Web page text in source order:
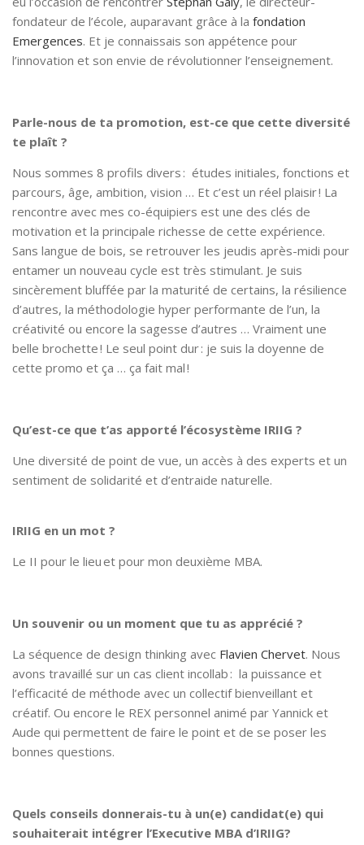
fondateur de l’école, auparavant grâce à la fondation
Emergences. Et je connaissais son appétence pour
l’innovation et son envie de révolutionner l’enseignement.
Parle-nous de ta promotion, est-ce que cette diversité
te plaît ?
Nous sommes 8 profils divers : études initiales, fonctions et
parcours, âge, ambition, vision … Et c’est un réel plaisir ! La
rencontre avec mes co-équipiers est une des clés de
motivation et la principale richesse de cette expérience.
Sans langue de bois, se retrouver les jeudis après-midi pour
entamer un nouveau cycle est très stimulant. Je suis
sincèrement bluffée par la maturité de certains, la résilience
d’autres, la méthodologie hyper performante de l’un, la
créativité ou encore la sagesse d’autres … Vraiment une
belle brochette ! Le seul point dur : je suis la doyenne de
cette promo et ça … ça fait mal !
Qu’est-ce que t’as apporté l’écosystème IRIIG ?
Une diversité de point de vue, un accès à des experts et un
sentiment de solidarité et d’entraide naturelle.
IRIIG en un mot ?
Le II pour le lieu et pour mon deuxième MBA.
Un souvenir ou un moment que tu as apprécié ?
La séquence de design thinking avec Flavien Chervet. Nous
avons travaillé sur un cas client incollab : la puissance et
l’efficacité de méthode avec un collectif bienveillant et
créatif. Ou encore le REX personnel animé par Yannick et
Aude qui permettent de faire le point et de se poser les
bonnes questions.
Quels conseils donnerais-tu à un(e) candidat(e) qui
souhaiterait intégrer l’Executive MBA d’IRIIG?